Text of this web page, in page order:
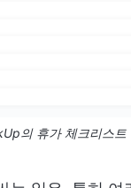
의 휴가 체크리스